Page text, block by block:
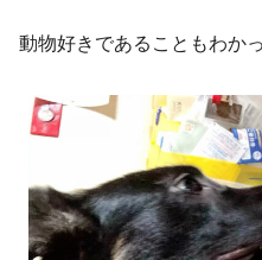
動物好きであることもわか